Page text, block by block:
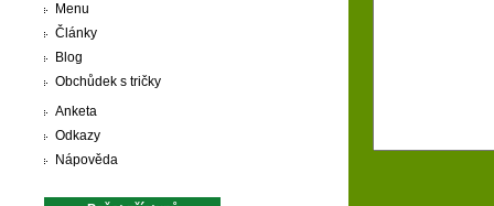
Menu
Články
Blog
Obchůdek s tričky
Anketa
Odkazy
Nápověda